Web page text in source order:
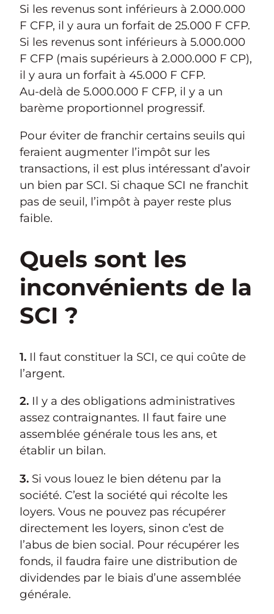
Si les revenus sont inférieurs à 2.000.000
F CFP, il y aura un forfait de 25.000 F CFP.
Si les revenus sont inférieurs à 5.000.000
F CFP (mais supérieurs à 2.000.000 F CP),
il y aura un forfait à 45.000 F CFP.
Au-delà de 5.000.000 F CFP, il y a un
barème proportionnel progressif.
Pour éviter de franchir certains seuils qui
feraient augmenter l’impôt sur les
transactions, il est plus intéressant d’avoir
un bien par SCI. Si chaque SCI ne franchit
pas de seuil, l’impôt à payer reste plus
faible.
Quels sont les
inconvénients de la
SCI ?
1. Il faut constituer la SCI, ce qui coûte de
l’argent.
2. Il y a des obligations administratives
assez contraignantes. Il faut faire une
assemblée générale tous les ans, et
établir un bilan.
3. Si vous louez le bien détenu par la
société. C’est la société qui récolte les
loyers. Vous ne pouvez pas récupérer
directement les loyers, sinon c’est de
l’abus de bien social. Pour récupérer les
fonds, il faudra faire une distribution de
dividendes par le biais d’une assemblée
générale.